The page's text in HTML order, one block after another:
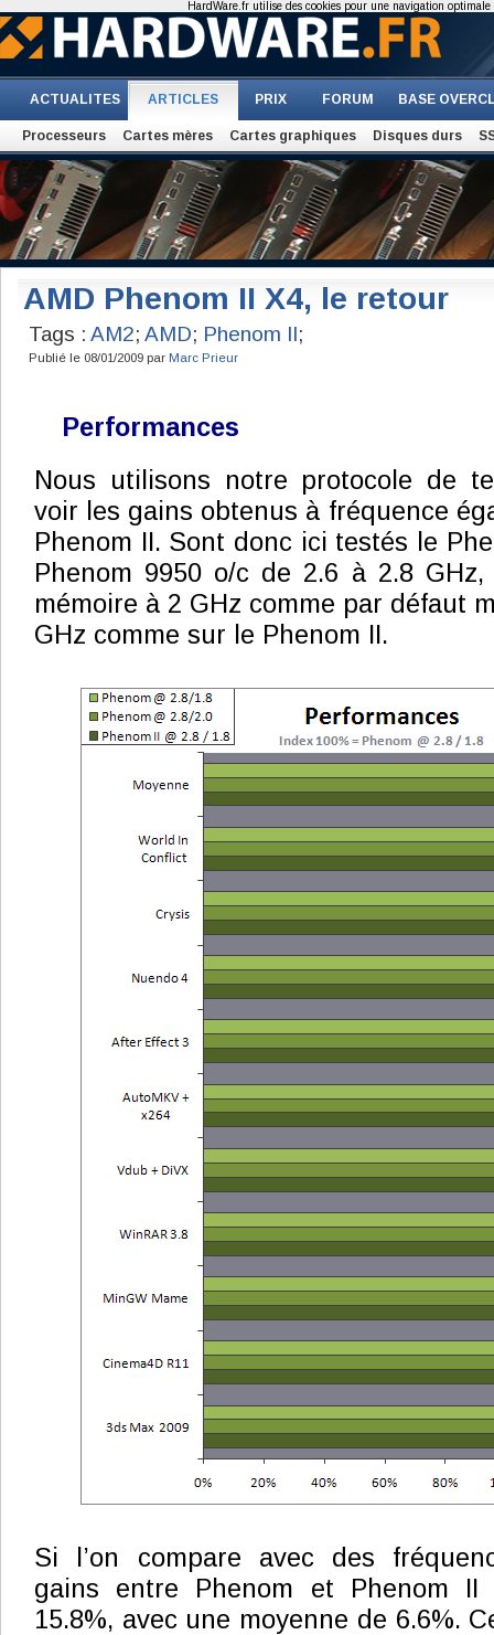
ACTUALITES ARTICLES PRIX FORUM BASE
Processeurs Cartes mères Cartes graphiques Disques durs
AMD Phenom II X4, le retour
Tags : AM2; AMD; Phenom II;
Publié le 08/01/2009 par Marc Prieur
Performances
Nous utilisons notre protocole de
voir les gains obtenus à fréquence
Phenom II. Sont donc ici testés le
Phenom 9950 o/c de 2.6 à 2.8
mémoire à 2 GHz comme par défaut
GHz comme sur le Phenom II.
Si l’on compare avec des
gains entre Phenom et Phenom
15.8%, avec une moyenne de 6.6%.
HardWare.fr utilise des cookies pour une navigation